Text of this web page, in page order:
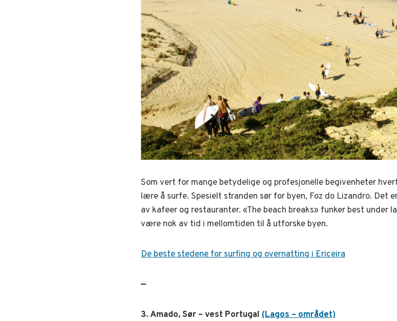
Som vert for mange betydelige og profesjonelle begivenheter
lære å surfe. Spesielt stranden sør for byen, Foz do Lizandro. Det
av kafeer og restauranter. «The beach breaks» funker best under
være nok av tid i mellomtiden til å utforske byen.
De beste stedene for surfing og overnatting i Ericeira
—
3. Amado, Sør – vest Portugal (Lagos – området)